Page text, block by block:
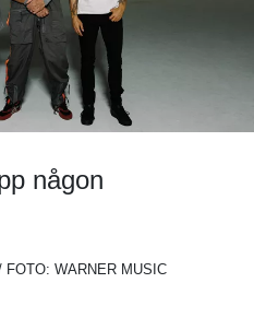
någon
FOTO: WARNER MUSIC